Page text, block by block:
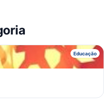
Educação